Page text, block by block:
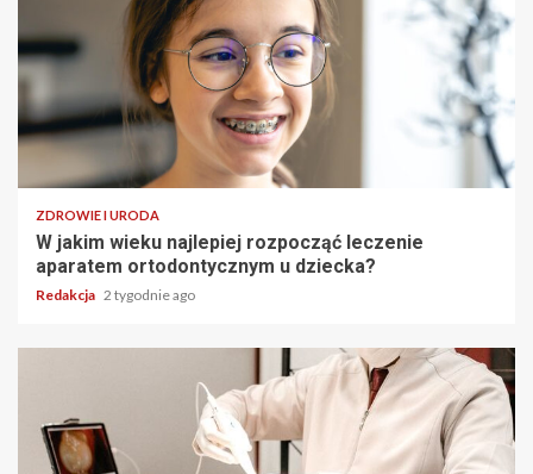
ZDROWIE I URODA
W jakim wieku najlepiej rozpocząć leczenie
aparatem ortodontycznym u dziecka?
Redakcja 2 tygodnie ago